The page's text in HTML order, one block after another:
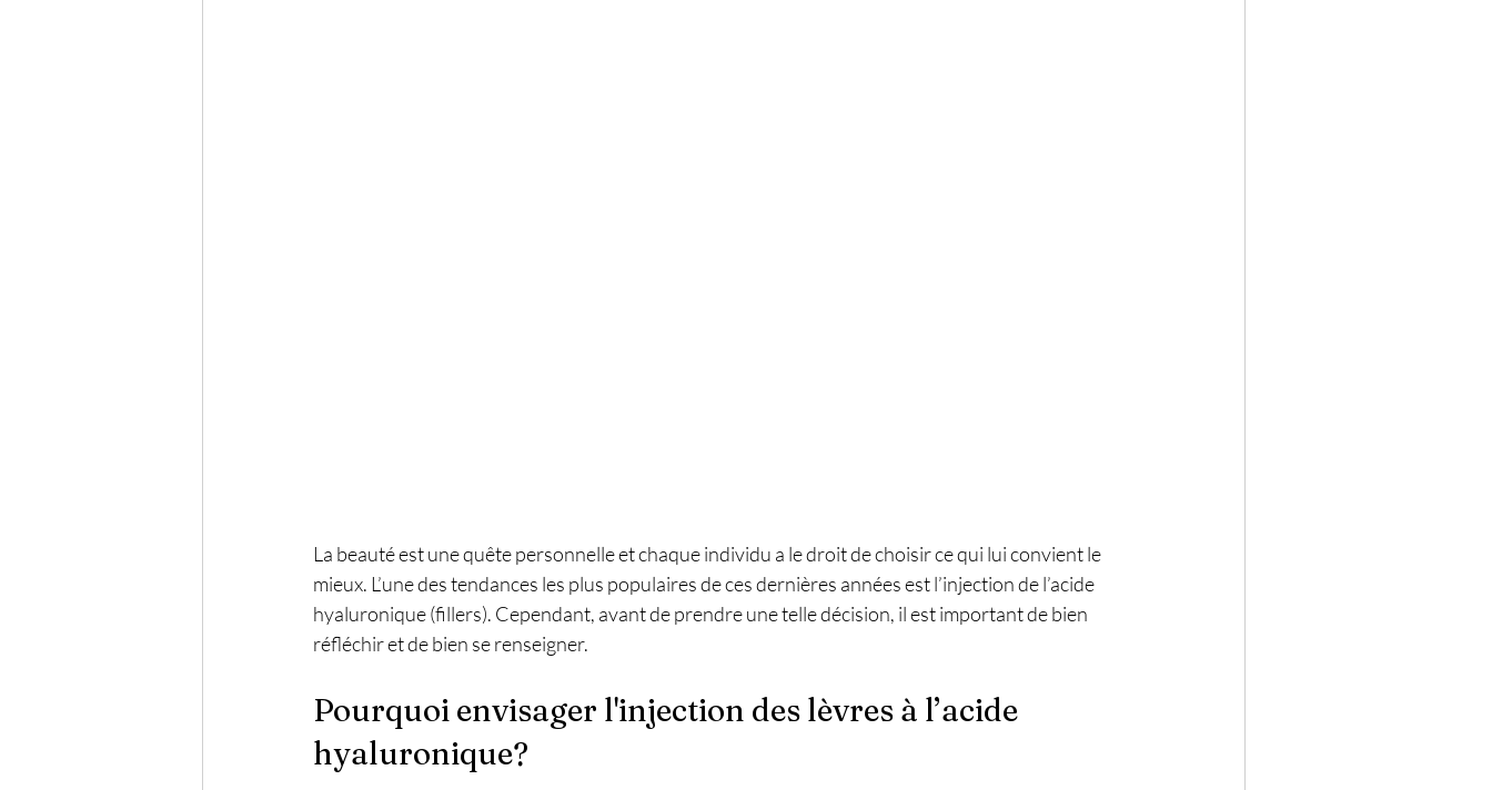
La beauté est une quête personnelle et chaque individu a le droit de choisir ce qui lui convient le
mieux. L’une des tendances les plus populaires de ces dernières années est l’injection de l’acide
hyaluronique (fillers). Cependant, avant de prendre une telle décision, il est important de bien
réfléchir et de bien se renseigner.
Pourquoi envisager l'injection des lèvres à l’acide
hyaluronique?